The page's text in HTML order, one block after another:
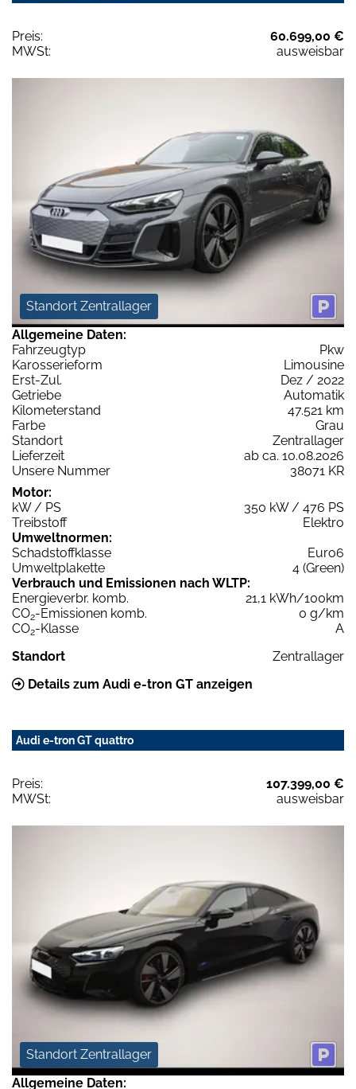
Preis:
60.699,00 €
MWSt:
ausweisbar
Standort Zentrallager
Allgemeine Daten:
Fahrzeugtyp
Pkw
Karosserieform
Limousine
Erst-Zul.
Dez / 2022
Getriebe
Automatik
Kilometerstand
47.521 km
Farbe
Grau
Standort
Zentrallager
Lieferzeit
ab ca. 10.08.2026
Unsere Nummer
38071 KR
Motor:
kW / PS
350 kW / 476 PS
Treibstoff
Elektro
Umweltnormen:
Schadstoffklasse
Euro6
Umweltplakette
4 (Green)
Verbrauch und Emissionen nach WLTP:
Energieverbr. komb.
21,1 kWh/100km
CO2-Emissionen komb.
0 g/km
CO2-Klasse
A
Standort
Zentrallager
Details zum Audi e-tron GT anzeigen
Audi e-tron GT quattro
Preis:
107.399,00 €
MWSt:
ausweisbar
Standort Zentrallager
Allgemeine Daten: